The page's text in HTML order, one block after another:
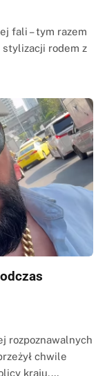
fali – tym razem
stylizacji rodem z
rozpoznawalnych
chwile
kraju,…